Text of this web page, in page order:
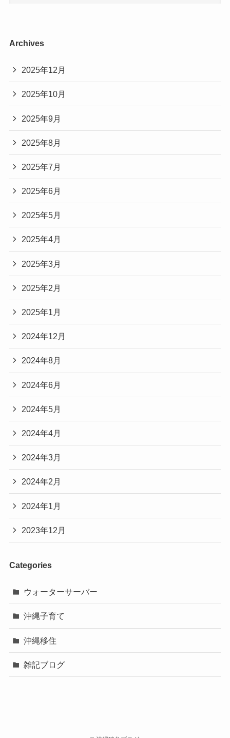
Archives
2025年12月
2025年10月
2025年9月
2025年8月
2025年7月
2025年6月
2025年5月
2025年4月
2025年3月
2025年2月
2025年1月
2024年12月
2024年8月
2024年6月
2024年5月
2024年4月
2024年3月
2024年2月
2024年1月
2023年12月
Categories
ウォーターサーバー
沖縄子育て
沖縄移住
雑記ブログ